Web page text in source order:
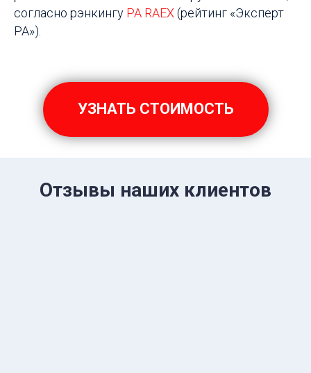
согласно рэнкингу РА RAEX(рейтинг «Эксперт
РА»).
УЗНАТЬ СТОИМОСТЬ
Отзывы наших клиентов